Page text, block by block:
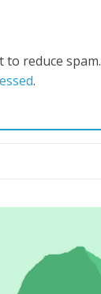
to reduce spam.
.